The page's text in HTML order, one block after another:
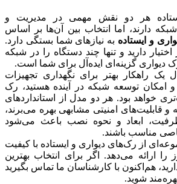
هر دو نقش مهمی در مدیریت و
دارند، اما انتخاب بین آن‌ها بر اساس
و ایستاده به نیازهای شما بستگی دارد.
دارید و تنها چند دستگاه را در شبکه
دیواری گزینه‌ای ایده‌آل برای شما است.
یک راهکار بهتر برای نگهداری تجهیزات
و امکان توسعه شبکه در آینده هستید، رک
خواهد بود. هر دو مدل از استانداردهای
قابلیت‌های امنیتی مشابهی بهره می‌برند،
ابعاد و نحوه نصب باعث می‌شود
مناسب باشند.
از رک‌های دیواری و ایستاده با کیفیت
را ارائه می‌دهد. اگر برای انتخاب بهترین
هم‌اکنون با کارشناسان ما تماس بگیرید
شوید.